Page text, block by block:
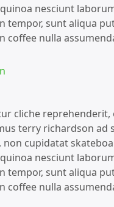
nesciunt
tempor, sunt aliqua
coffee nulla
cliche reprehenderit,
terry richardson ad
non cupidatat
nesciunt
tempor, sunt aliqua
coffee nulla